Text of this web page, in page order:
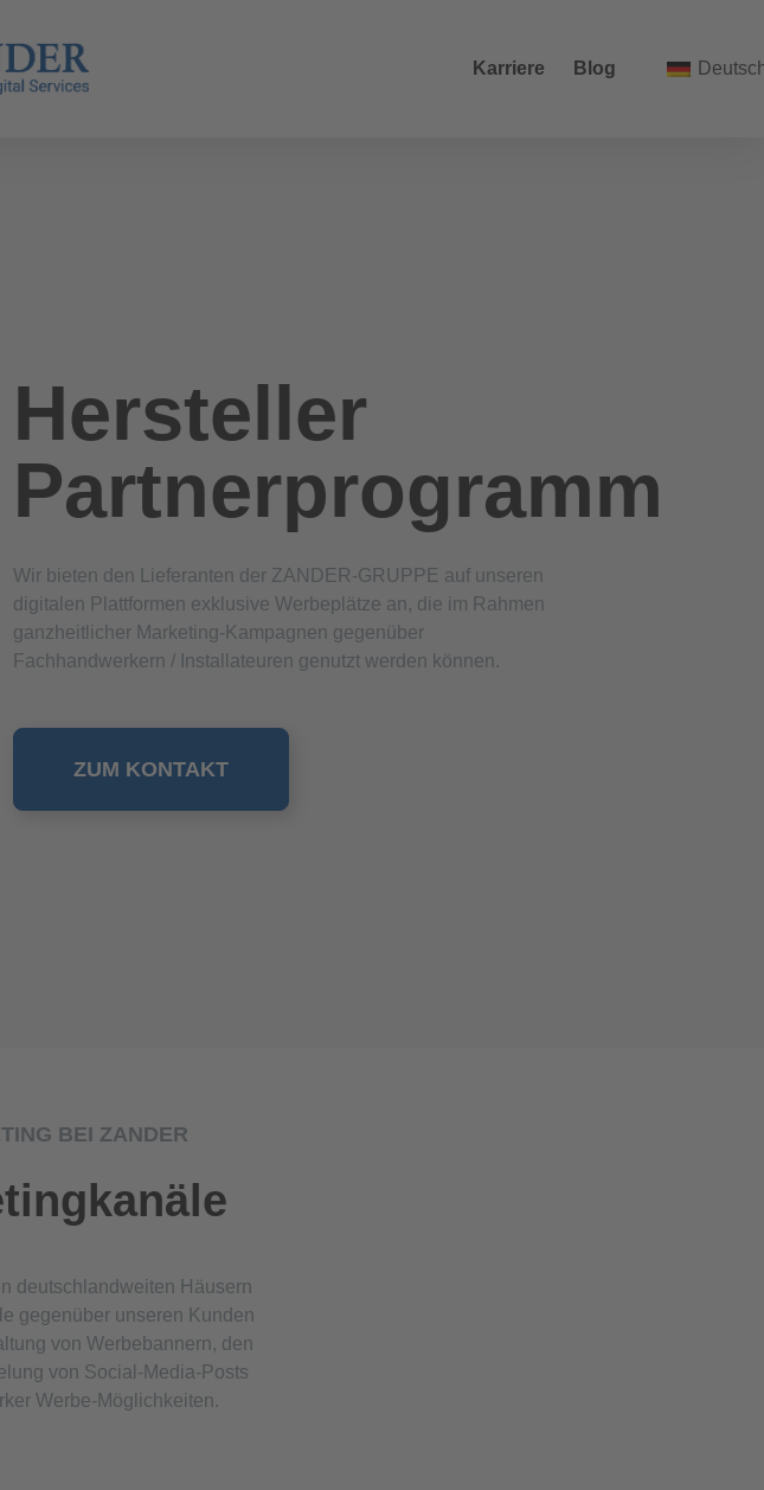
Karriere Blog
Hersteller
Partnerprogramm
Wir bieten den Lieferanten der ZANDER-GRUPPE auf unseren
digitalen Plattformen exklusive Werbeplätze an, die im Rahmen
ganzheitlicher Marketing-Kampagnen gegenüber
Fachhandwerkern / Installateuren genutzt werden können.
ZUM KONTAKT
BEI ZANDER
deutschlandweiten Häusern
gegenüber unseren Kunden
von Werbebannern, den
von Social-Media-Posts
Werbe-Möglichkeiten.